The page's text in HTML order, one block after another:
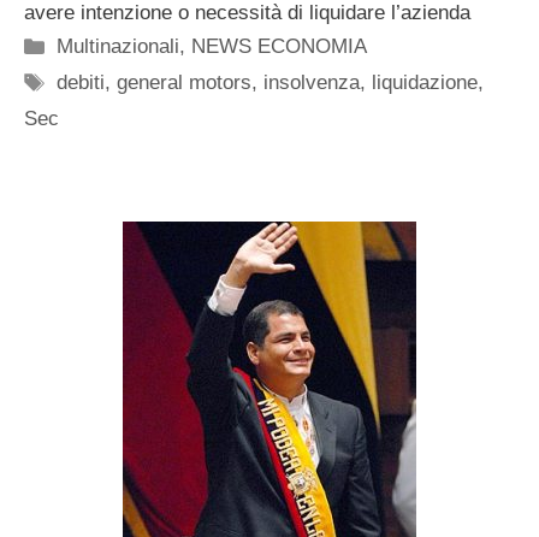
avere intenzione o necessità di liquidare l’azienda
Categorie
Multinazionali, NEWS ECONOMIA
Tag
debiti,general motors, insolvenza, liquidazione,
Sec